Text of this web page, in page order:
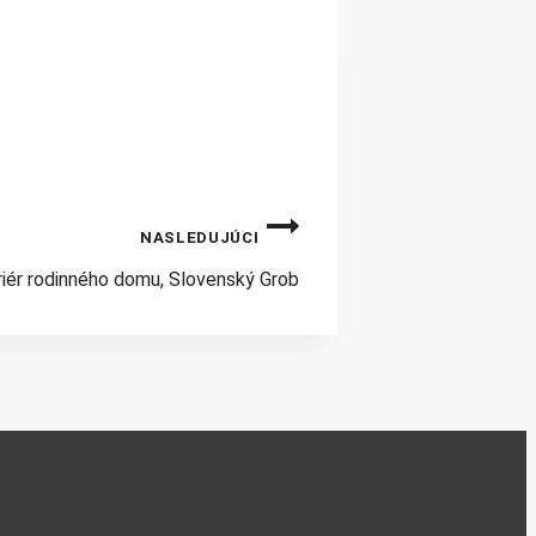
NASLEDUJÚCI
rodinného domu, Slovenský Grob